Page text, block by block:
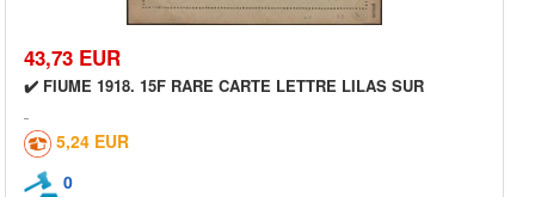
43,73 EUR
✔️ FIUME 1918. 15F RARE CARTE LETTRE LILAS SUR
5,24 EUR
0